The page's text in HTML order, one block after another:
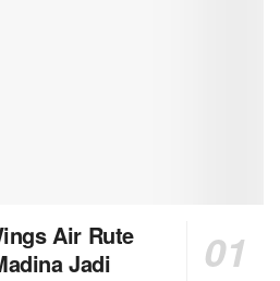
Air Rute
Jadi